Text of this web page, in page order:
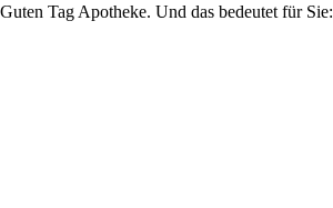
Tag Apotheke. Und das bedeutet für Sie: